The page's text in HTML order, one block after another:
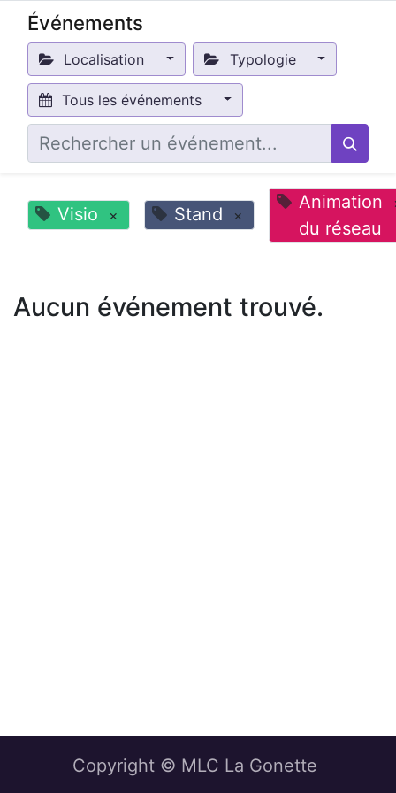
Événements
Localisation Typologie
Tous les événements
Visio × Stand ×
Animation
du réseau
Aucun événement trouvé.
Copyright © MLC La Gonette